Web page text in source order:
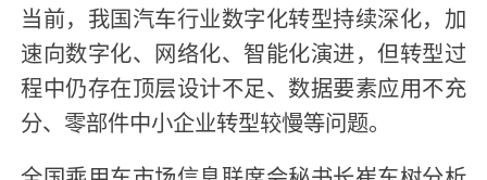
当前，我国汽车行业数字化转型持续深化，加
速向数字化、网络化、智能化演进，但转型过
程中仍存在顶层设计不足、数据要素应用不充
分、零部件中小企业转型较慢等问题。